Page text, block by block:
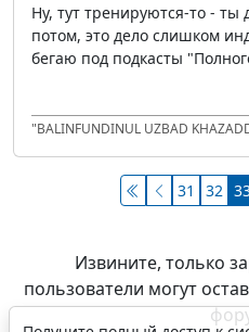
Ну, тут тренируются-то -
потом, это дело слишком
бегаю под подкасты
"BALINFUNDINUL UZBAD
31 32
Извините, только
пользователи могут